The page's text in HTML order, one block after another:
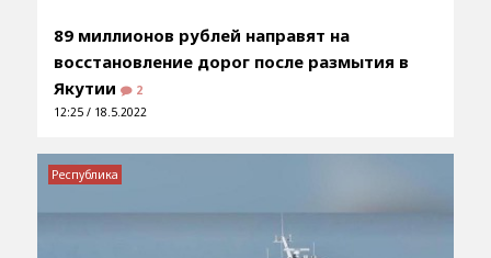
89 миллионов рублей направят на
восстановление дорог после размытия в
Якутии
2
12:25 / 18.5.2022
Республика